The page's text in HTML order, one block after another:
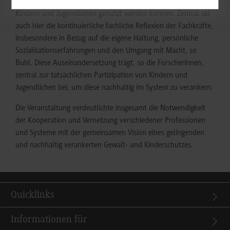
Kindern und Jugendlichen genutzt werden können. Zentral sei
auch hier die kontinuierliche fachliche Reflexion der Fachkräfte,
insbesondere in Bezug auf die eigene Haltung, persönliche
Sozialisationserfahrungen und den Umgang mit Macht, so
Buhl. Diese Auseinandersetzung trägt, so die Forscherinnen,
zentral zur tatsächlichen Partizipation von Kindern und
Jugendlichen bei, um diese nachhaltig im System zu verankern.
Die Veranstaltung verdeutlichte insgesamt die Notwendigkeit
der Kooperation und Vernetzung verschiedener Professionen
und Systeme mit der gemeinsamen Vision eines gelingenden
und nachhaltig verankerten Gewalt- und Kinderschutzes.
Quicklinks
Informationen für